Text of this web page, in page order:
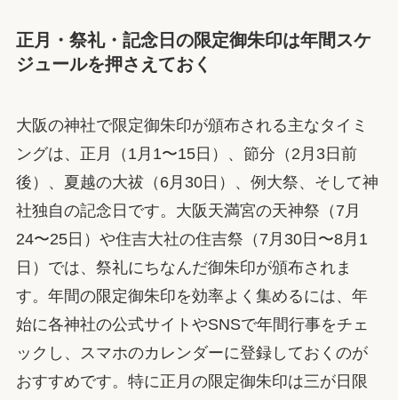
正月・祭礼・記念日の限定御朱印は年間スケ
ジュールを押さえておく
大阪の神社で限定御朱印が頒布される主なタイミ
ングは、正月（1月1〜15日）、節分（2月3日前
後）、夏越の大祓（6月30日）、例大祭、そして神
社独自の記念日です。大阪天満宮の天神祭（7月
24〜25日）や住吉大社の住吉祭（7月30日〜8月1
日）では、祭礼にちなんだ御朱印が頒布されま
す。年間の限定御朱印を効率よく集めるには、年
始に各神社の公式サイトやSNSで年間行事をチェ
ックし、スマホのカレンダーに登録しておくのが
おすすめです。特に正月の限定御朱印は三が日限